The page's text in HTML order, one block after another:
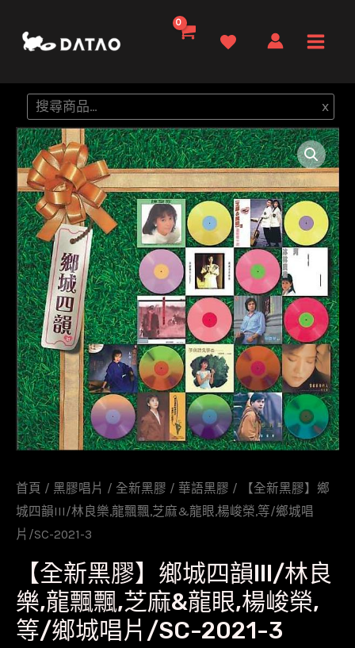
要
Menu
搜
尋
x
首頁 / 黑膠唱片 / 全新黑膠 / 華語黑膠 / 【全新黑膠】鄉
城四韻III/林良樂,龍飄飄,芝麻&龍眼,楊峻榮,等/鄉城唱
片/SC-2021-3
【全新黑膠】鄉城四韻III/林良
樂,龍飄飄,芝麻&龍眼,楊峻榮,
等/鄉城唱片/SC-2021-3